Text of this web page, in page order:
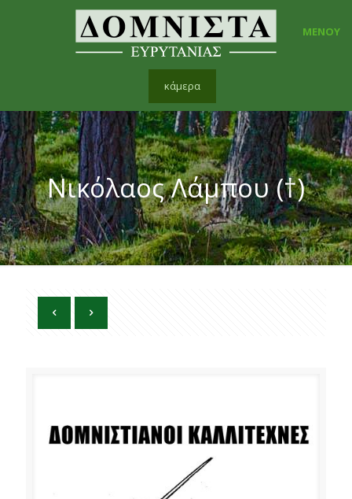
ΜΕΝΟΥ
κάμερα
Νικόλαος Λάμπου (†)